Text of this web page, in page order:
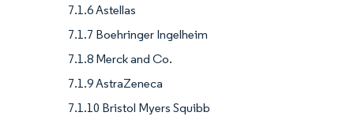
7.1.6 Astellas
7.1.7 Boehringer Ingelheim
7.1.8 Merck and Co.
7.1.9 AstraZeneca
7.1.10 Bristol Myers Squibb